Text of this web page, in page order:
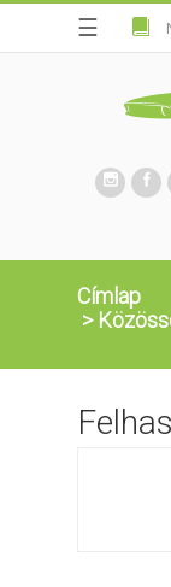
☰
Címlap
>